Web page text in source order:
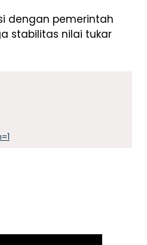
dengan pemerintah
stabilitas nilai tukar